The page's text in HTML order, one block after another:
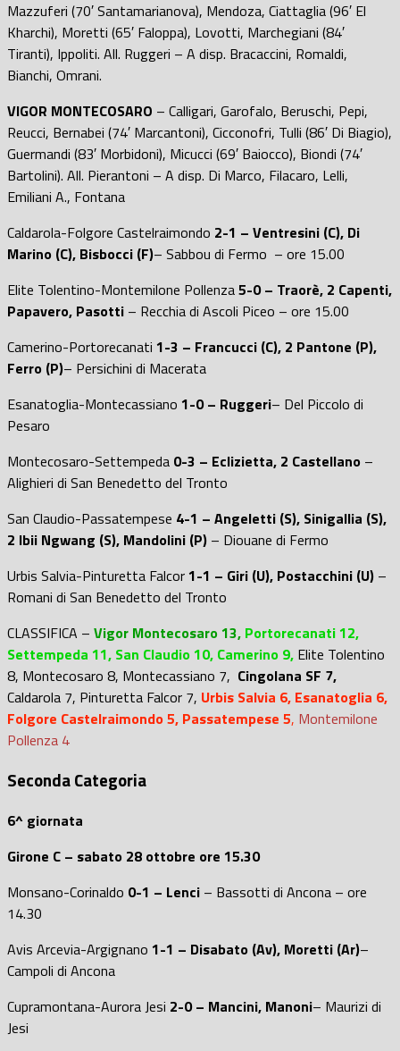
Mazzuferi (70′ Santamarianova), Mendoza, Ciattaglia (96′ El
Kharchi), Moretti (65′ Faloppa), Lovotti, Marchegiani (84′
Tiranti), Ippoliti. All. Ruggeri – A disp. Bracaccini, Romaldi,
Bianchi, Omrani.
VIGOR MONTECOSARO – Calligari, Garofalo, Beruschi, Pepi,
Reucci, Bernabei (74′ Marcantoni), Cicconofri, Tulli (86′ Di Biagio),
Guermandi (83′ Morbidoni), Micucci (69′ Baiocco), Biondi (74′
Bartolini). All. Pierantoni – A disp. Di Marco, Filacaro, Lelli,
Emiliani A., Fontana
Caldarola-Folgore Castelraimondo 2-1 – Ventresini (C), Di
Marino (C), Bisbocci (F)– Sabbou di Fermo – ore 15.00
Elite Tolentino-Montemilone Pollenza5-0 – Traorè, 2 Capenti,
Papavero, Pasotti – Recchia di Ascoli Piceo – ore 15.00
Camerino-Portorecanati 1-3 – Francucci (C), 2 Pantone (P),
Ferro (P)– Persichini di Macerata
Esanatoglia-Montecassiano 1-0 – Ruggeri– Del Piccolo di
Pesaro
Montecosaro-Settempeda 0-3 – Eclizietta, 2 Castellano –
Alighieri di San Benedetto del Tronto
San Claudio-Passatempese 4-1 – Angeletti (S), Sinigallia (S),
2 Ibii Ngwang (S), Mandolini (P) – Diouane di Fermo
Urbis Salvia-Pinturetta Falcor1-1 – Giri (U), Postacchini (U) –
Romani di San Benedetto del Tronto
CLASSIFICA – Vigor Montecosaro 13, Portorecanati 12,
Settempeda 11, San Claudio 10, Camerino 9, Elite Tolentino
8, Montecosaro 8, Montecassiano 7, Cingolana SF 7,
Caldarola 7, Pinturetta Falcor 7, Urbis Salvia 6, Esanatoglia 6,
Folgore Castelraimondo 5, Passatempese 5, Montemilone
Pollenza 4
Seconda Categoria
6^ giornata
Girone C – sabato 28 ottobre ore 15.30
Monsano-Corinaldo 0-1 – Lenci – Bassotti di Ancona – ore
14.30
Avis Arcevia-Argignano 1-1 – Disabato (Av), Moretti (Ar)–
Campoli di Ancona
Cupramontana-Aurora Jesi 2-0 – Mancini, Manoni– Maurizi di
Jesi